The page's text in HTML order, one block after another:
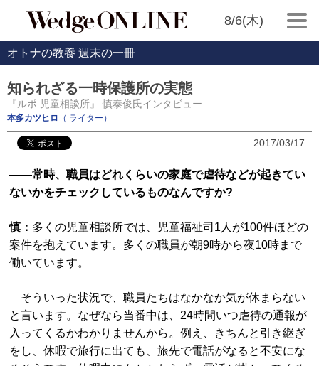
8/6(木)
オトナの教養 週末の一冊
知られざる一時保護所の実態
『ルポ 児童相談所』 慎泰俊氏インタビュー
本多カツヒロ （ ライター）
2017/03/17
――常時、職員はどれくらいの家庭で虐待などが起きてい
ないかをチェックしているものなんですか?
慎： 多くの児童相談所では、児童福祉司1人が100件ほどの
案件を抱えています。多くの職員が朝9時から夜10時まで
働いています。
そういった状況で、職員たちはなかなか気が休まらない
と言います。なぜなら当番中は、24時間いつ虐待の通報が
入ってくるかわかりませんから。例え、きちんと引き継ぎ
をし、休暇で旅行に出ても、旅先で電話がなると不安にな